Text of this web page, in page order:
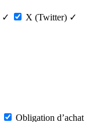
✓ X (Twitter) ✓
Obligation d’achat